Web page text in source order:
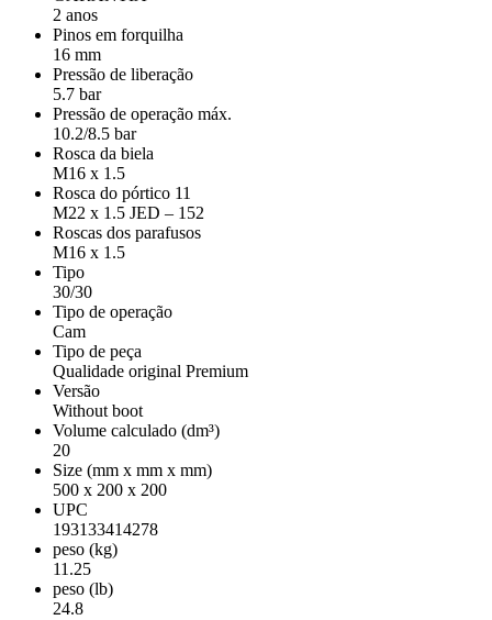
2 anos
Pinos em forquilha
16 mm
Pressão de liberação
5.7 bar
Pressão de operação máx.
10.2/8.5 bar
Rosca da biela
M16 x 1.5
Rosca do pórtico 11
M22 x 1.5 JED – 152
Roscas dos parafusos
M16 x 1.5
Tipo
30/30
Tipo de operação
Cam
Tipo de peça
Qualidade original Premium
Versão
Without boot
Volume calculado (dm³)
20
Size (mm x mm x mm)
500 x 200 x 200
UPC
193133414278
peso (kg)
11.25
peso (lb)
24.8